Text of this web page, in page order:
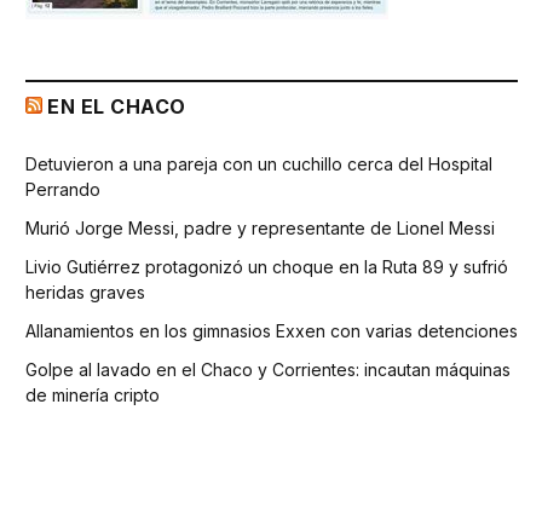
EN EL CHACO
Detuvieron a una pareja con un cuchillo cerca del Hospital
Perrando
Murió Jorge Messi, padre y representante de Lionel Messi
Livio Gutiérrez protagonizó un choque en la Ruta 89 y sufrió
heridas graves
Allanamientos en los gimnasios Exxen con varias detenciones
Golpe al lavado en el Chaco y Corrientes: incautan máquinas
de minería cripto